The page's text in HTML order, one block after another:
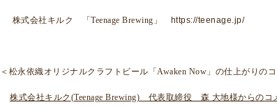
株式会社キルク 「Teenage Brewing 」 https://teenage.jp/
＜松永依織オリジナルクラフトビール「Awaken Now 」の仕上がりの
株式会社キルク (Teenage Brewing) 代表取締役 森 大地様からのコ